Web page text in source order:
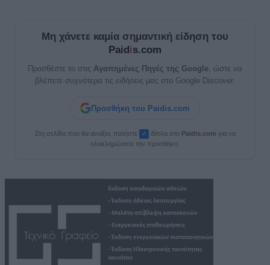
Μη χάνετε καμία σημαντική είδηση του
Paidis.com
Προσθέστε το στις Αγαπημένες Πηγές της Google , ώστε να
βλέπετε συχνότερα τις ειδήσεις μας στο Google Discover.
Προσθήκη του Paidis.com
Στη σελίδα που θα ανοίξει, πατήστε ✓ δίπλα στο Paidis.com για να
ολοκληρώσετε την προσθήκη.